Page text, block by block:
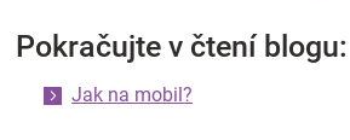
Pokračujte v čtení blogu:
Jak na mobil?